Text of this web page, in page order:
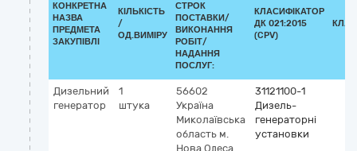
КОНКРЕТНА
НАЗВА
ПРЕДМЕТА
ЗАКУПІВЛІ
КІЛЬКІСТЬ
/
ОД.ВИМІРУ
СТРОК
ПОСТАВКИ/
ВИКОНАННЯ
РОБІТ/
НАДАННЯ
ПОСЛУГ:
КЛАСИФІКАТОР
ДК 021:2015
(CPV)
Дизельний
генератор
1
штука
56602
Україна
Миколаївська
область м.
Нова Одеса
31121100-1
Дизель-
генераторні
установки